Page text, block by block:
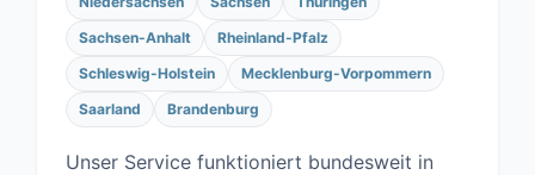
Sachsen-Anhalt
Rheinland-Pfalz
Schleswig-Holstein
Mecklenburg-Vorpommern
Saarland
Brandenburg
Unser Service funktioniert bundesweit in